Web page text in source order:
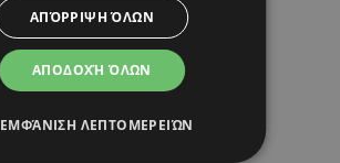
ΑΠΟΔΟΧΉ ΌΛΩΝ
ΑΠΌΡΡΙΨΗ ΌΛΩΝ
ΕΜΦΆΝΙΣΗ ΛΕΠΤΟΜΕΡΕΙΏΝ